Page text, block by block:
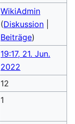
WikiAdmin
(Diskussion
Beiträge)
19:17, 21. Jun.
2022
12
1